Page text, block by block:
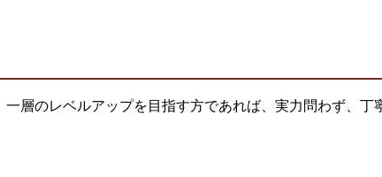
層のレベルアップを目指す方であれば、実力問わず、